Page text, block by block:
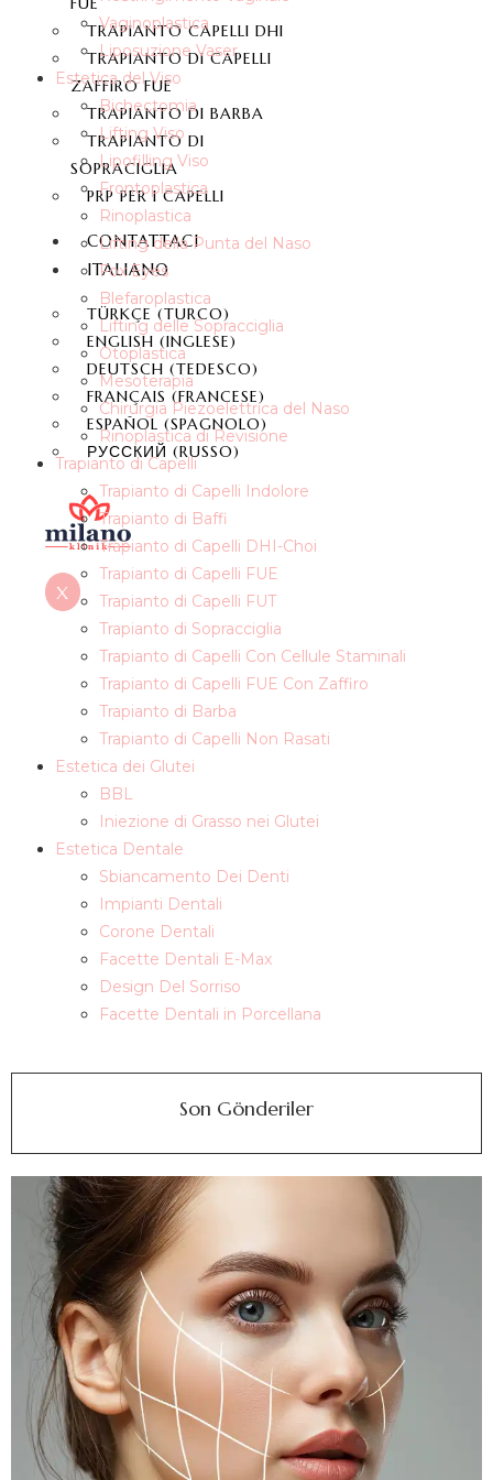
TRAPIANTO CAPELLI DHI
TRAPIANTO DI CAPELLI
ZAFFIRO FUE
TRAPIANTO DI BARBA
TRAPIANTO DI
SOPRACIGLIA
PRP PER I CAPELLI
CONTATTACI
ITALIANO
TÜRKÇE (TURCO)
ENGLISH (INGLESE)
DEUTSCH (TEDESCO)
FRANÇAIS (FRANCESE)
ESPAÑOL (SPAGNOLO)
РУССКИЙ (RUSSO)
X
Vaginoplastica
Liposuzione Vaser
Estetica del Viso
Bichectomia
Lifting Viso
Lipofilling Viso
Frontoplastica
Rinoplastica
Lifting della Punta del Naso
Fox Eyes
Blefaroplastica
Lifting delle Sopracciglia
Otoplastica
Mesoterapia
Chirurgia Piezoelettrica del Naso
Rinoplastica di Revisione
Trapianto di Capelli
Trapianto di Capelli Indolore
Trapianto di Baffi
Trapianto di Capelli DHI-Choi
Trapianto di Capelli FUE
Trapianto di Capelli FUT
Trapianto di Sopracciglia
Trapianto di Capelli Con Cellule Staminali
Trapianto di Capelli FUE Con Zaffiro
Trapianto di Barba
Trapianto di Capelli Non Rasati
Estetica dei Glutei
BBL
Iniezione di Grasso nei Glutei
Estetica Dentale
Sbiancamento Dei Denti
Impianti Dentali
Corone Dentali
Facette Dentali E-Max
Design Del Sorriso
Facette Dentali in Porcellana
Son Gönderiler